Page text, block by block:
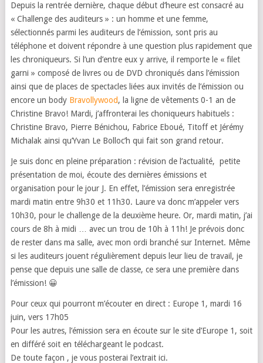
Depuis la rentrée dernière, chaque début d’heure est consacré au
« Challenge des auditeurs » : un homme et une femme,
sélectionnés parmi les auditeurs de l’émission, sont pris au
téléphone et doivent répondre à une question plus rapidement que
les chroniqueurs. Si l’un d’entre eux y arrive, il remporte le « filet
garni » composé de livres ou de DVD chroniqués dans l’émission
ainsi que de places de spectacles liées aux invités de l’émission ou
encore un body Bravollywood, la ligne de vêtements 0-1 an de
Christine Bravo! Mardi, j’affronterai les choniqueurs habituels :
Christine Bravo, Pierre Bénichou, Fabrice Eboué, Titoff et Jérémy
Michalak ainsi qu’Yvan Le Bolloc’h qui fait son grand retour.
Je suis donc en pleine préparation : révision de l’actualité, petite
présentation de moi, écoute des dernières émissions et
organisation pour le jour J. En effet, l’émission sera enregistrée
mardi matin entre 9h30 et 11h30. Laure va donc m’appeler vers
10h30, pour le challenge de la deuxième heure. Or, mardi matin, j’ai
cours de 8h à midi … avec un trou de 10h à 11h! Je prévois donc
de rester dans ma salle, avec mon ordi branché sur Internet. Même
si les auditeurs jouent régulièrement depuis leur lieu de travail, je
pense que depuis une salle de classe, ce sera une première dans
l’émission! 😀
Pour ceux qui pourront m’écouter en direct : Europe 1, mardi 16
juin, vers 17h05
Pour les autres, l’émission sera en écoute sur le site d’Europe 1, soit
en différé soit en téléchargeant le podcast.
De toute façon , je vous posterai l’extrait ici.